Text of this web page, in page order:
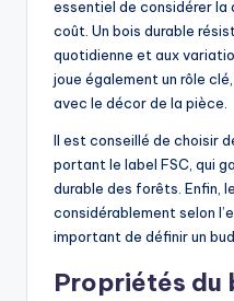
essentiel de considérer la
coût. Un bois durable
quotidienne et aux
joue également un rôle
avec le décor de la pièce.
Il est conseillé de choisir
portant le label FSC, qui
durable des forêts. Enfin,
considérablement selon
important de définir un
Propriétés du